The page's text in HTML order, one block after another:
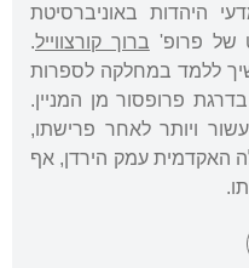
היהדות באוניברסיטת
ברוך קורצווייל.
ללמד במחלקה לספרות
עד פרישתו ב-1998, בדרגת פרופסור מן המניין.
ויותר לאחר פרישתו,
האקדמית עמק הירדן, אף